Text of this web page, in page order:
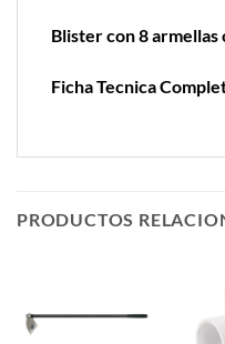
Blister con 8 armellas
Ficha Tecnica
PRODUCTOS